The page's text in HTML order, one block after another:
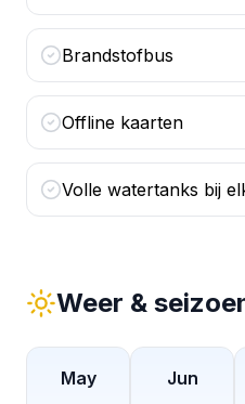
Brandstofbus
Offline kaarten
Volle watertanks bij
Weer &
May Jun